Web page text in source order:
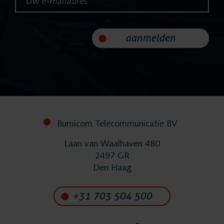
Nieuws
24/7 Support
Vervangende
systemen
Systeemonderhoud
aanmelden
Bumicom Telecommunicatie BV
Laan van Waalhaven 480
2497 GR
Den Haag
+31 703 504 500